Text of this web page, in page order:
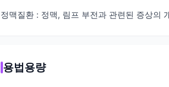
정맥질환 : 정맥, 림프 부전과 관련된 증상의
용법용량